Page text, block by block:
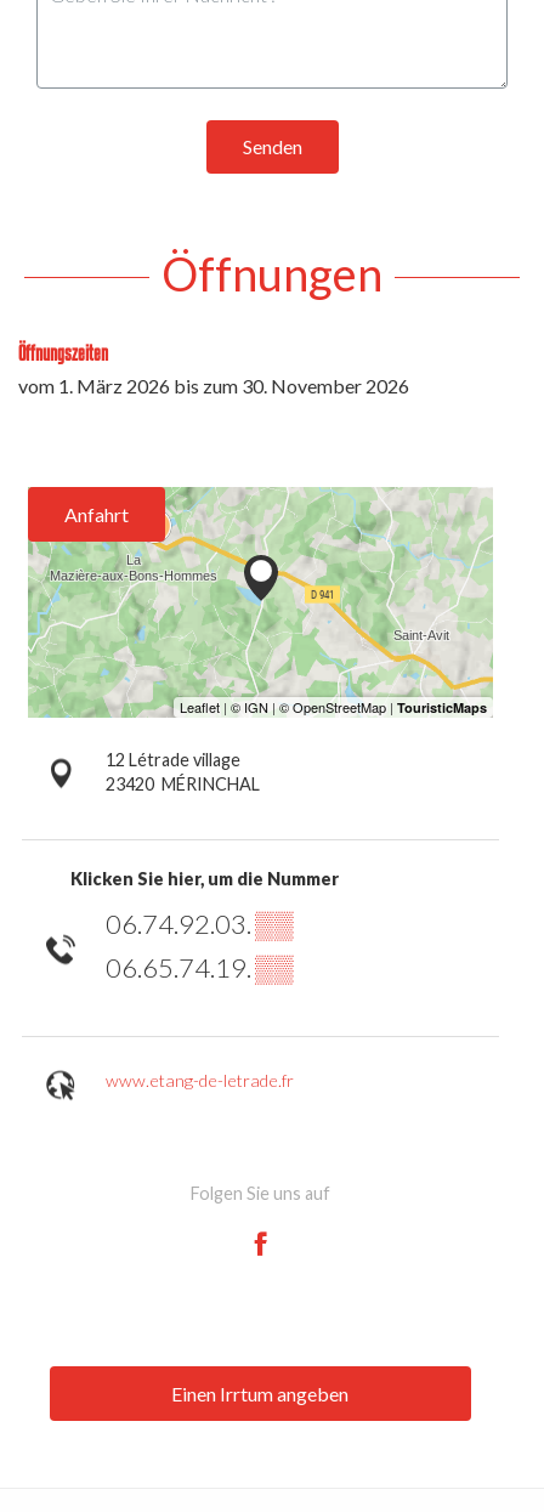
Senden
Öffnungen
Öffnungszeiten
vom 1. März 2026 bis zum 30. November 2026
Anfahrt
12 Létrade village
23420 MÉRINCHAL
Klicken Sie hier, um die Nummer
06.74.92.03.▒▒
06.65.74.19.▒▒
www.etang-de-letrade.fr
Folgen Sie uns auf
Einen Irrtum angeben